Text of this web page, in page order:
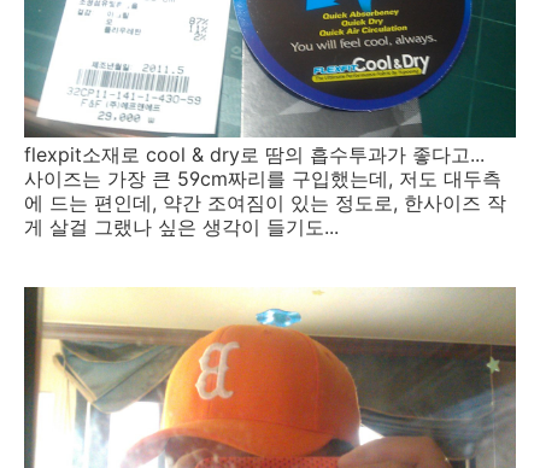
flexpit소재로 cool & dry로 땀의 흡수투과가 좋다고...
사이즈는 가장 큰 59cm짜리를 구입했는데, 저도 대두측
에 드는 편인데, 약간 조여짐이 있는 정도로, 한사이즈 작
게 살걸 그랬나 싶은 생각이 들기도...